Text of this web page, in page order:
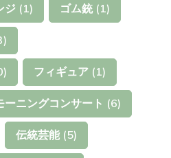
ジ (1) ゴム銃(1)
フィギュア (1)
ーニングコンサート (6)
伝統芸能 (5)